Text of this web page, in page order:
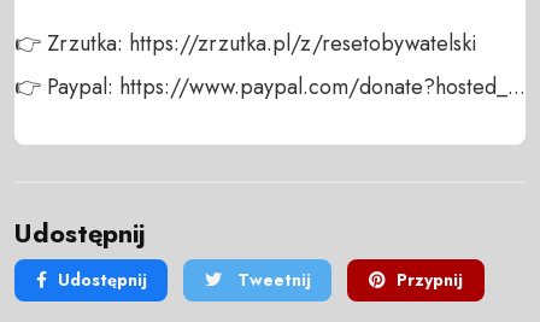
👉 Zrzutka: https://zrzutka.pl/z/resetobywatelski
👉 Paypal: https://www.paypal.com/donate?hosted_...
Udostępnij
Udostępnij Tweetnij Przypnij